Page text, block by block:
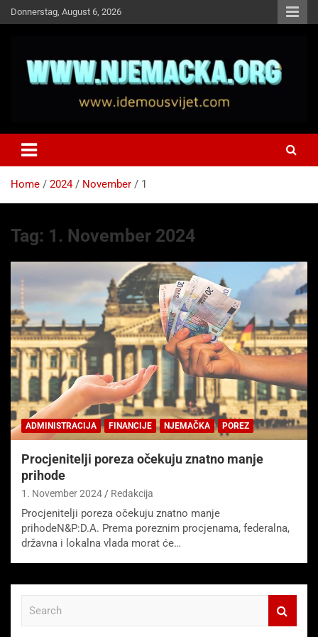
Skip
to
Donnerstag, August 6, 2026
Idemo u Svijet-Njemacka!
Home 2024 November 1
Tag: 1. November 2024
ADMINISTRACIJA FINANCIJE NJEMAČKA POREZ
Procjenitelji poreza očekuju znatno manje
prihode
1. November 2024 Redakcija
Procjenitelji poreza očekuju znatno manje
prihodeN&P:D.A. Prema poreznim procjenama, federalna,
državna i lokalna vlada morat će…